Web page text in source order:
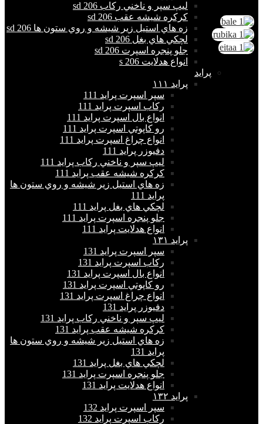
ليپ سپر و ناخني ركاب 206 sd
كركره شيشه عقب 206 sd
زه هاي استيل زير شيشه و روي ستون ها 206 sd
لچكي هاي بغل 206 sd
جلو پنجره اسپرت 206 sd
انواع هدلايت 206 s
پراید
پرايد ١١١
سپر اسپرت پراید 111
ركاب اسپرت پراید 111
انواع بال اسپرت پراید 111
رو كاپوتي اسپرت پراید 111
انواع چراغ اسپرت پراید 111
دفيوزر پراید 111
ليپ سپر و ناخني ركاب پراید 111
كركره شيشه عقب پراید 111
زه هاي استيل زير شيشه و روي ستون ها
پراید 111
لچكي هاي بغل پراید 111
جلو پنجره اسپرت پراید 111
انواع هدلايت پراید 111
پرايد ١٣١
سپر اسپرت پراید 131
ركاب اسپرت پراید 131
انواع بال اسپرت پراید 131
رو كاپوتي اسپرت پراید 131
انواع چراغ اسپرت پراید 131
دفيوزر پراید 131
ليپ سپر و ناخني ركاب پراید 131
كركره شيشه عقب پراید 131
زه هاي استيل زير شيشه و روي ستون ها
پراید 131
لچكي هاي بغل پراید 131
جلو پنجره اسپرت پراید 131
انواع هدلايت پراید 131
پرايد ١٣٢
سپر اسپرت پراید 132
ركاب اسپرت پراید 132